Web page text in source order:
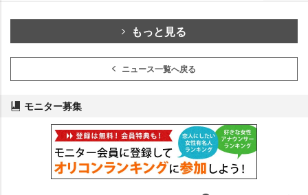
もっと見る
ニュース一覧へ戻る
モニター募集